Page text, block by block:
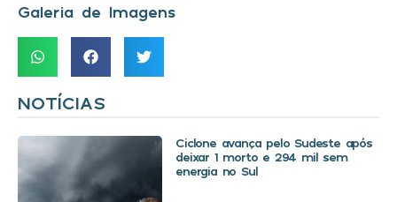
Galeria de Imagens
NOTÍCIAS
Ciclone avança pelo Sudeste após
deixar 1 morto e 294 mil sem
energia no Sul